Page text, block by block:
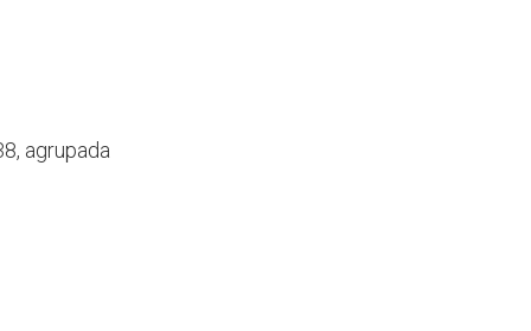
agrupada